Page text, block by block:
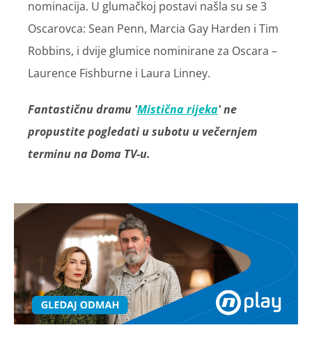
nominacija. U glumačkoj postavi našla su se 3
Oscarovca: Sean Penn, Marcia Gay Harden i Tim
Robbins, i dvije glumice nominirane za Oscara –
Laurence Fishburne i Laura Linney.
Fantastičnu dramu 'Mistična rijeka' ne
propustite pogledati u subotu u večernjem
terminu na Doma TV-u.